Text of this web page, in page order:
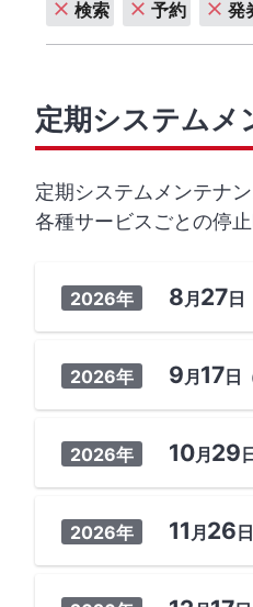
検索 予約 発
定期システムメ
定期システムメンテナ
各種サービスごとの停
2026年 8月 27日
2026年 9月 17日
2026年 10月 29
2026年 11 月 26 日